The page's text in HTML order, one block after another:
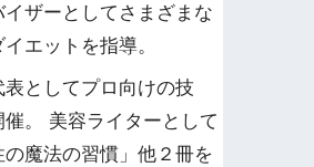
ザーとしてさまざまな
エットを指導。
としてプロ向けの技
。 美容ライターとして
魔法の習慣」他２冊を